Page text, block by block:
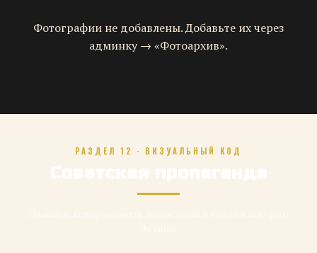
Фотографии не добавлены. Добавьте их через
админку → «Фотоархив».
РАЗДЕЛ 12 · ВИЗУАЛЬНЫЙ КОД
Советская пропаганда